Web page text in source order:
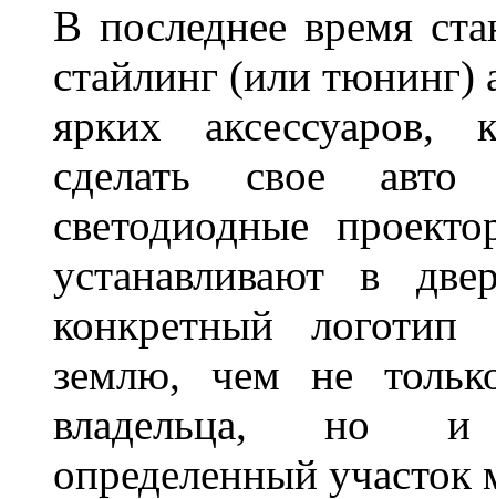
В последнее время
стайлинг (или тюнинг)
ярких аксессуаров,
сделать свое
светодиодные
устанавливают в
конкретный логотип
землю, чем не
владельца, но и
определенный участок